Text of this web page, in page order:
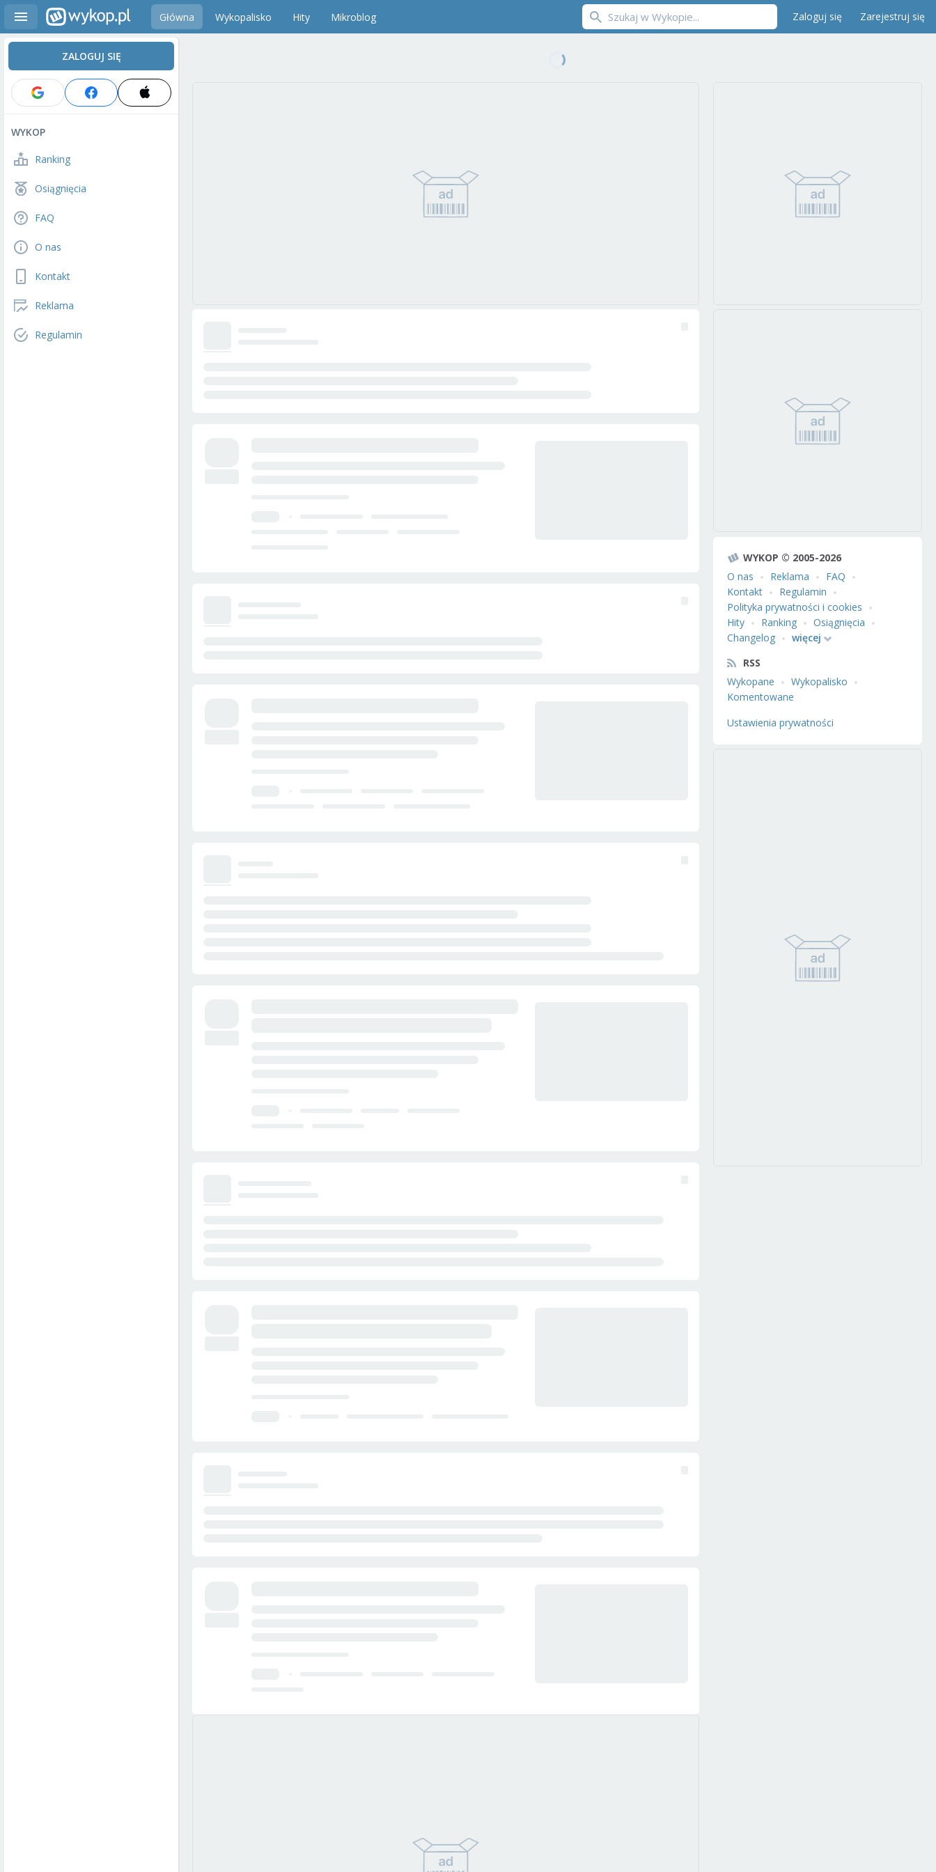
Główna Wykopalisko Hity Mikroblog Zaloguj się Zarejestruj się
ZALOGUJ SIĘ
WYKOP
Ranking
Osiągnięcia
FAQ
O nas
Kontakt
Reklama
Regulamin
WYKOP © 2005-2026
O nas
Reklama
FAQ
Kontakt
Regulamin
Polityka prywatności i cookies
Hity
Ranking
Osiągnięcia
Changelog
więcej
RSS
Wykopane
Wykopalisko
Komentowane
Ustawienia prywatności